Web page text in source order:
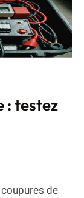
: testez
de